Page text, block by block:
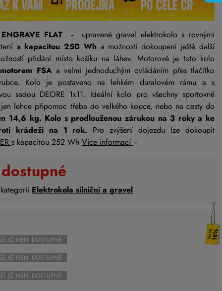
FLAT -
upravené gravel elektrokolo s rovnými
s kapacitou 250 Wh a možností dokoupení ještě další
přidání místo košíku na láhev. Motorově je toto kolo
FSAa velmi jednoduchým ovládáním přes tlačítko
Kolo je postaveno na lehkém duralovém rámu a s
sadou DEORE 1x11. Ideální kolo pro všechny sportovně
lehce připomoc třeba do velkého kopce, nebo na cesty do
14,6 kg. Kolo s prodlouženou zárukou na 3 roky a ke
krádeži na 1 rok. Pro zvýšení dojezdu lze dokoupit
s kapacitou 252 Wh Více informací
Elektrokola silniční a gravel
18%
JIŽ NENÍ DOSTUPNÉ
JIŽ NENÍ DOSTUPNÉ
JIŽ NENÍ DOSTUPNÉ